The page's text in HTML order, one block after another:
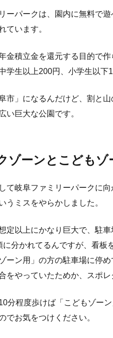
ーパークは、園内に無料で
ています。
金積立金を還元する目的で
学生以上200円、小学生以下
市」になるんだけど、割と
い巨大な公園です。
ゾーンとこどもゾ
て岐阜ファミリーパークに
うミスをやらかしました。
定以上にかなり巨大で、駐
に分かれてるんですが、看板
ーン用」の方の駐車場に停
をやっていたためか、スポ
分程度歩けば「こどもゾー
でお気をつけください。